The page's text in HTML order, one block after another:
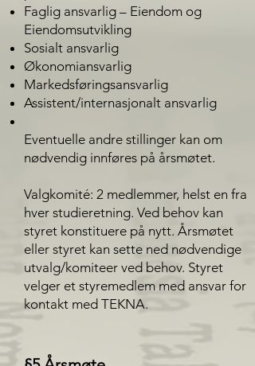
Faglig ansvarlig – Eiendom og
Eiendomsutvikling
Sosialt ansvarlig
Økonomiansvarlig
Markedsføringsansvarlig
Assistent/internasjonalt ansvarlig
Eventuelle andre stillinger kan om
nødvendig innføres på årsmøtet.
Valgkomité: 2 medlemmer, helst en fra
hver studieretning. Ved behov kan
styret konstituere på nytt. Årsmøtet
eller styret kan sette ned nødvendige
utvalg/komiteer ved behov. Styret
velger et styremedlem med ansvar for
kontakt med TEKNA.